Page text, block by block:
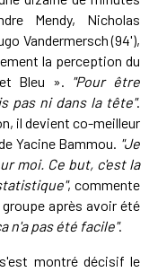
Mendy, Nicholas
Vandermersch (94'),
la perception du
Bleu ». "Pour être
pas ni dans la tête".
il devient co-meilleur
Yacine Bammou. "Je
moi. Ce but, c'est la
, commente
après avoir été
n'a pas été facile".
montré décisif le